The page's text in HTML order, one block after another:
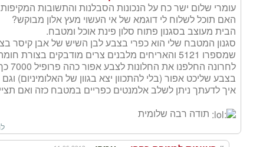
עומרי שלום ישר כח על הנכונות הסבלנות והתשובות
האם תוכל לשלוח לי דוגמא של אי העשוי מעץ אלון מבוקש?
הבית מעוצב בסגנון פתוח סלון פינת אוכל ומטבח.
סגנון המטבח שלי הוא כפרי בצבע לבן השיש של אבן קיסר
שמספרו 5121 והאריחים מלבנים צרים מודבקים
בצבע שליכט אפור (בלי להתכוון יצא בגוון של האלומיניום)
איך לדעתך ניתן לשלב אלמנטים כפריים במטבח כזה ואם
תודה רבה שלומית